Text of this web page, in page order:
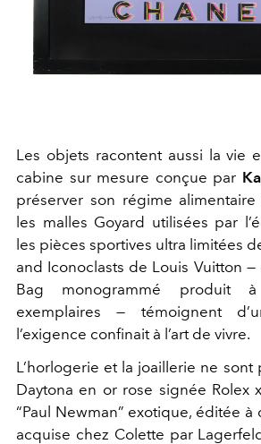
Les objets racontent aussi la vie
cabine sur mesure conçue par
préserver son régime
les malles Goyard utilisées par
les pièces sportives ultra limitées
and Iconoclasts de Louis Vuitton
Bag monogrammé produit
exemplaires — témoignent
l’exigence confinait à l’art de vivre.
L’horlogerie et la joaillerie ne sont
Daytona en or rose signée Rolexx
“Paul Newman” exotique, éditée
acquise chez Colette par